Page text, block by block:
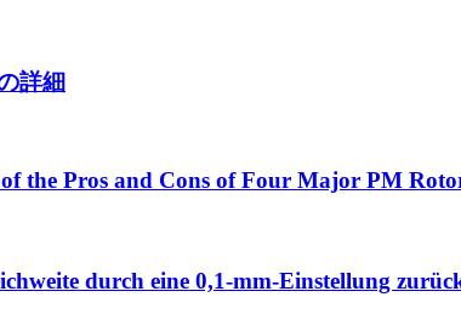
詳細
the Pros and Cons of Four Major PM
durch eine 0,1-mm-Einstellung